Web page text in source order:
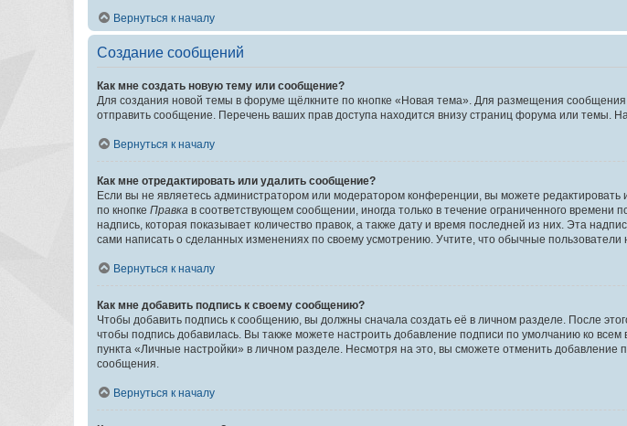
Вернуться к началу
Создание сообщений
Как мне создать новую тему или сообщение?
Для создания новой темы в форуме щёлкните по кнопке «Новая тема». Для размещения
отправить сообщение. Перечень ваших прав доступа находится внизу страниц форума или темы.
Вернуться к началу
Как мне отредактировать или удалить сообщение?
Если вы не являетесь администратором или модератором конференции, вы можете
по кнопке Правка в соответствующем сообщении, иногда только в течение ограниченного
надпись, которая показывает количество правок, а также дату и время последней из них. Эта
сами написать о сделанных изменениях по своему усмотрению. Учтите, что обычные пользователи
Вернуться к началу
Как мне добавить подпись к своему сообщению?
Чтобы добавить подпись к сообщению, вы должны сначала создать её в личном разделе. После
чтобы подпись добавилась. Вы также можете настроить добавление подписи по умолчанию ко
пункта «Личные настройки» в личном разделе. Несмотря на это, вы сможете отменить
сообщения.
Вернуться к началу